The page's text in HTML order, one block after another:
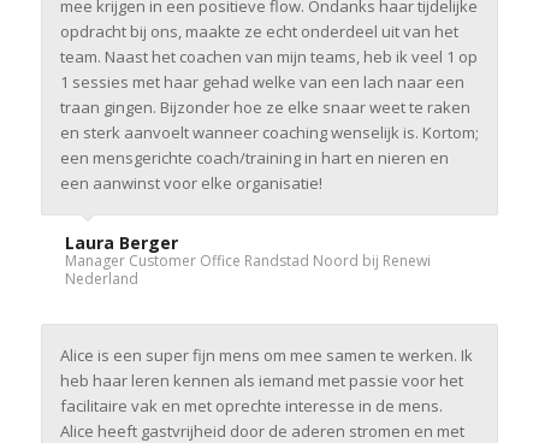
mee krijgen in een positieve flow. Ondanks haar tijdelijke
opdracht bij ons, maakte ze echt onderdeel uit van het
team. Naast het coachen van mijn teams, heb ik veel 1 op
1 sessies met haar gehad welke van een lach naar een
traan gingen. Bijzonder hoe ze elke snaar weet te raken
en sterk aanvoelt wanneer coaching wenselijk is. Kortom;
een mensgerichte coach/training in hart en nieren en
een aanwinst voor elke organisatie!
Laura Berger
Manager Customer Office Randstad Noord bij Renewi
Nederland
Alice is een super fijn mens om mee samen te werken. Ik
heb haar leren kennen als iemand met passie voor het
facilitaire vak en met oprechte interesse in de mens.
Alice heeft gastvrijheid door de aderen stromen en met